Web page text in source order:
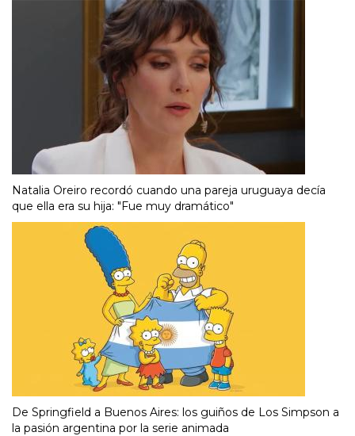
Natalia Oreiro recordó cuando una pareja uruguaya decía
que ella era su hija: "Fue muy dramático"
De Springfield a Buenos Aires: los guiños de Los Simpson a
la pasión argentina por la serie animada